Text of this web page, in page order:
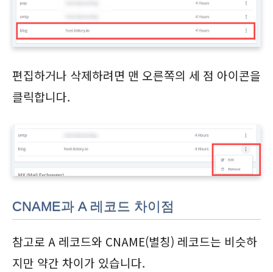
편집하거나 삭제하려면 맨 오른쪽의 세 점 아이콘을
클릭합니다.
CNAME과 A 레코드 차이점
참고로 A 레코드와 CNAME(별칭) 레코드는 비슷하
지만 약간 차이가 있습니다.